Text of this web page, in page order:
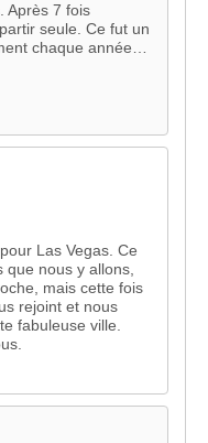
Après 7 fois
seule. Ce fut un
chaque année…
Las Vegas. Ce
que nous y allons,
mais cette fois
rejoint et nous
fabuleuse ville.